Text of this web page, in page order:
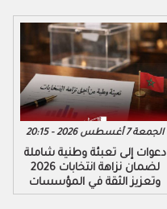
الجمعة 7 أغسطس 2026 - 20:15
دعوات إلى تعبئة وطنية شاملة
لضمان نزاهة انتخابات 2026
وتعزيز الثقة في المؤسسات